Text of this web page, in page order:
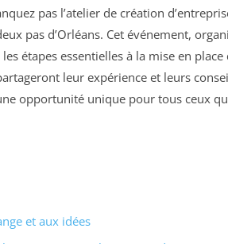
pas l’atelier de création
pas d’Orléans. Cet événement,
étapes essentielles à la mise en
leur expérience et leurs
opportunité unique pour tous ceux
et aux idées